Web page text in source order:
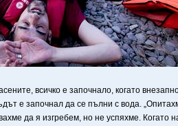
всичко е започнало, когато
е започнал да се пълни с вода.
да я изгребем, но не успяхме. Когато